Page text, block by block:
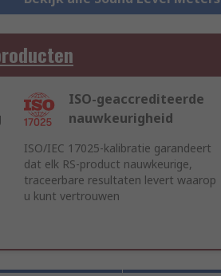
ISO-geaccrediteerde
nauwkeurigheid
ISO/IEC 17025-kalibratie garandeert
dat elk RS-product nauwkeurige,
traceerbare resultaten levert waarop
u kunt vertrouwen